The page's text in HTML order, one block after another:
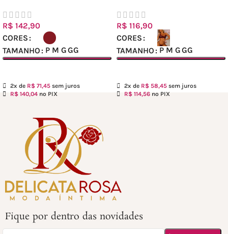
rolete
R$ 142,90
CORES
TAMANHO
P M GGG
2x de R$ 71,45 sem juros
R$ 140,04 no PIX
R$ 116,90
CORES
TAMANHO
P M GGG
2x de R$ 58,45 sem juros
R$ 114,56 no PIX
Fique por dentro das novidades